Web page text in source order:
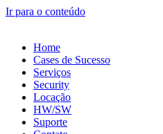
Ir para o conteúdo
Home
Cases de Sucesso
Serviços
Security
Locação
HW/SW
Suporte